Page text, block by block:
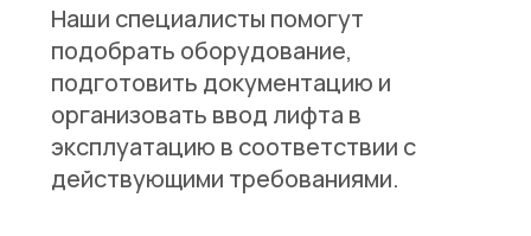
Наши специалисты помогут
подобрать оборудование,
подготовить документацию и
организовать ввод лифта в
эксплуатацию в соответствии с
действующими требованиями.